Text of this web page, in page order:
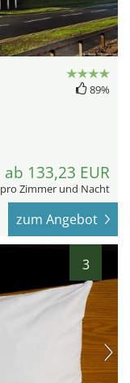
89%
ab 133,23 EUR
pro Zimmer und Nacht
zum Angebot
3